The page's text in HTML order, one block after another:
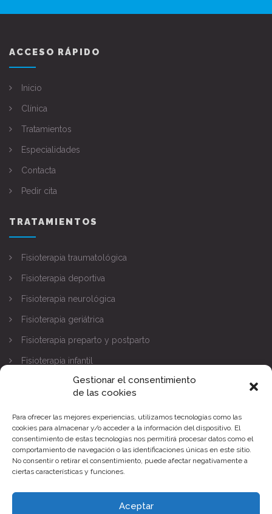
Gestionar el consentimiento
de las cookies
Para ofrecer las mejores experiencias, utilizamos tecnologías como las
cookies para almacenar y/o acceder a la información del dispositivo. El
consentimiento de estas tecnologías nos permitirá procesar datos como el
comportamiento de navegación o las identificaciones únicas en este sitio.
No consentir o retirar el consentimiento, puede afectar negativamente a
ciertas características y funciones.
Aceptar
ACCESO RÁPIDO
Inicio
Clínica
Tratamientos
Especialidades
Contacta
Pedir cita
TRATAMIENTOS
Fisioterapia traumatológica
Fisioterapia deportiva
Fisioterapia neurológica
Fisioterapia geriátrica
Fisioterapia preparto y postparto
Fisioterapia infantil
C/ SANTO DOMINGO DE SILOS Nº9,
Parque Norte - Pinto (Madrid)
91 284 78 90
Lunes - Viernes: 10:00 - 21:00h, Sábados: (Cita previa)